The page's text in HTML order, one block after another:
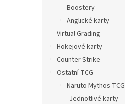
Boostery
Anglické karty
Virtual Grading
Hokejové karty
Counter Strike
Ostatní TCG
Naruto Mythos TCG
Jednotlivé karty